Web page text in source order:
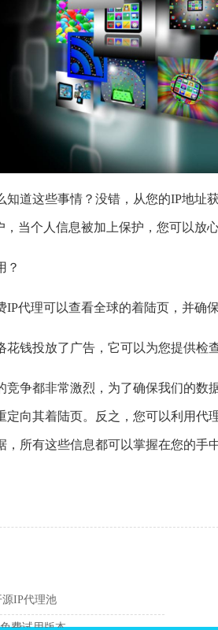
这些事情？没错，从您的IP地址
，当个人信息被加上保护，您可以放
理可以查看全球的着陆页，并确
钱投放了广告，它可以为您提供检
争都非常激烈，为了确保我们的数
定向其着陆页。反之，您可以利用
，所有这些信息都可以掌握在您的手
IP代理池
费试用版本